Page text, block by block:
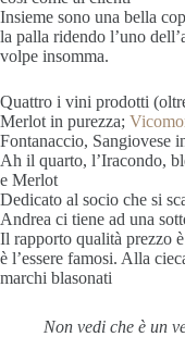
Insieme sono una bella
la palla ridendo l’uno
volpe insomma.
Quattro i vini prodotti
Merlot in purezza;
Fontanaccio, Sangiovese
Ah il quarto, l’Iracondo,
e Merlot
Dedicato al socio che si
Andrea ci tiene ad una
Il rapporto qualità prezzo
è l’essere famosi. Alla
marchi blasonati
Non vedi che è un